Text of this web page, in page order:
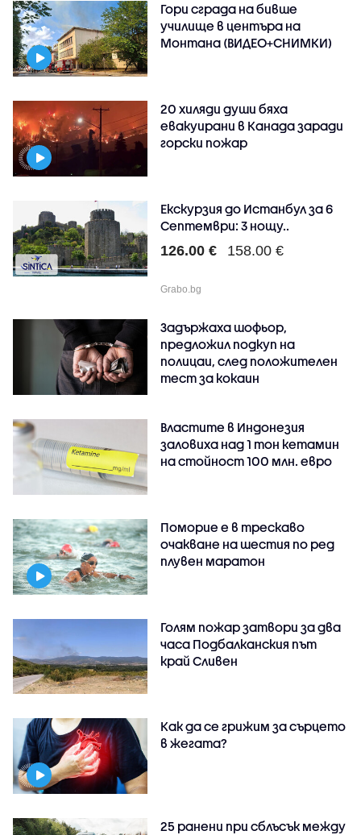
Гори сграда на бивше
училище в центъра на
Монтана (ВИДЕО+СНИМКИ)
20 хиляди души бяха
евакуирани в Канада заради
горски пожар
Екскурзия до Истанбул за 6
Септември: 3 нощу..
126.00 € 158.00 €
Grabo.bg
Задържаха шофьор,
предложил подкуп на
полицаи, след положителен
тест за кокаин
Властите в Индонезия
заловиха над 1 тон кетамин
на стойност 100 млн. евро
Поморие е в трескаво
очакване на шестия по ред
плувен маратон
Голям пожар затвори за два
часа Подбалканския път
край Сливен
Как да се грижим за сърцето
в жегата?
25 ранени при сблъсък между